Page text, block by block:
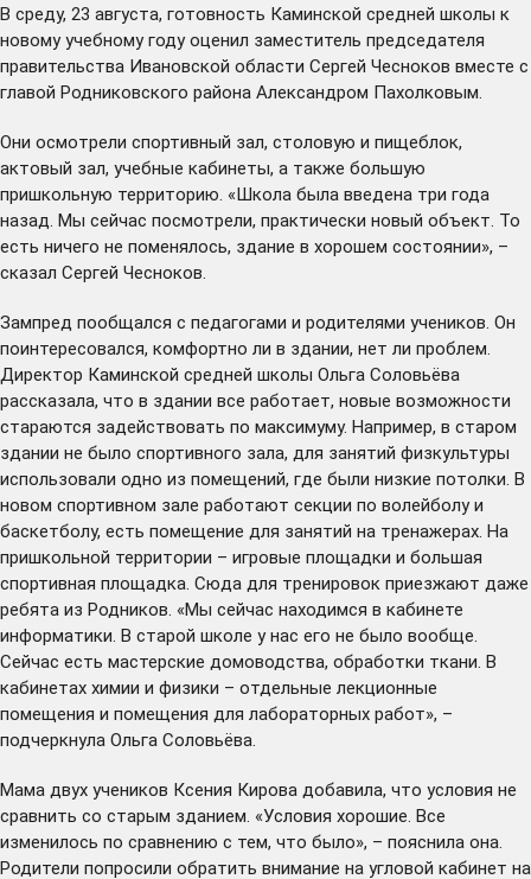
В среду, 23 августа, готовность Каминской средней школы к
новому учебному году оценил заместитель председателя
правительства Ивановской области Сергей Чесноков вместе с
главой Родниковского района Александром Пахолковым.
Они осмотрели спортивный зал, столовую и пищеблок,
актовый зал, учебные кабинеты, а также большую
пришкольную территорию. «Школа была введена три года
назад. Мы сейчас посмотрели, практически новый объект. То
есть ничего не поменялось, здание в хорошем состоянии», –
сказал Сергей Чесноков.
Зампред пообщался с педагогами и родителями учеников. Он
поинтересовался, комфортно ли в здании, нет ли проблем.
Директор Каминской средней школы Ольга Соловьёва
рассказала, что в здании все работает, новые возможности
стараются задействовать по максимуму. Например, в старом
здании не было спортивного зала, для занятий физкультуры
использовали одно из помещений, где были низкие потолки. В
новом спортивном зале работают секции по волейболу и
баскетболу, есть помещение для занятий на тренажерах. На
пришкольной территории – игровые площадки и большая
спортивная площадка. Сюда для тренировок приезжают даже
ребята из Родников. «Мы сейчас находимся в кабинете
информатики. В старой школе у нас его не было вообще.
Сейчас есть мастерские домоводства, обработки ткани. В
кабинетах химии и физики – отдельные лекционные
помещения и помещения для лабораторных работ», –
подчеркнула Ольга Соловьёва.
Мама двух учеников Ксения Кирова добавила, что условия не
сравнить со старым зданием. «Условия хорошие. Все
изменилось по сравнению с тем, что было», – пояснила она.
Родители попросили обратить внимание на угловой кабинет на